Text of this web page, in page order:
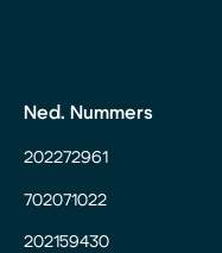
Ned. Nummers
202272961
702071022
202159430